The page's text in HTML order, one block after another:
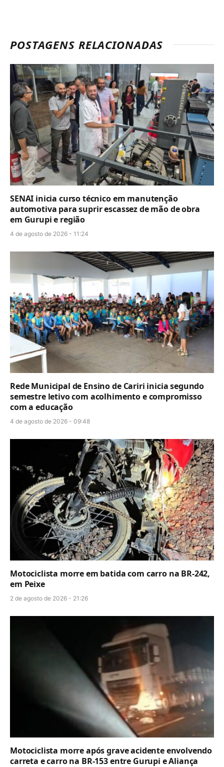
POSTAGENS RELACIONADAS
SENAI inicia curso técnico em manutenção
automotiva para suprir escassez de mão de obra
em Gurupi e região
4 de agosto de 2026 - 11:24
Rede Municipal de Ensino de Cariri inicia segundo
semestre letivo com acolhimento e compromisso
com a educação
4 de agosto de 2026 - 09:48
Motociclista morre em batida com carro na BR-242,
em Peixe
2 de agosto de 2026 - 21:26
Motociclista morre após grave acidente envolvendo
carreta e carro na BR-153 entre Gurupi e Aliança